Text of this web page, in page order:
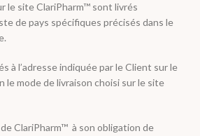
le site ClariPharm™ sont livrés
de pays spécifiques précisés dans le
à l’adresse indiquée par le Client sur le
le mode de livraison choisi sur le site
ClariPharm™ à son obligation de